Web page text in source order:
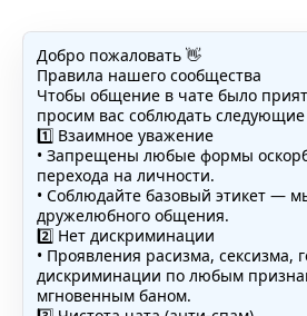
Добро пожаловать 👋
Правила нашего сообщества
Чтобы общение в чате было
просим вас соблюдать
1️⃣ Взаимное уважение
• Запрещены любые формы
перехода на личности.
• Соблюдайте базовый этикет —
дружелюбного общения.
2️⃣ Нет дискриминации
• Проявления расизма, сексизма,
дискриминации по любым
мгновенным баном.